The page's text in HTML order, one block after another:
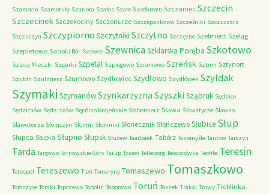
Szamocin Szamotuły Szarlota Szałas Szałe Szałkowo Szczaniec Szczecin
Szczecinek Szczekociny Szczenurze Szczepankowo Szcześniki Szczuczarz
Szczuczyn Szczypiorno Szczytniki Szczytno Szczęsne Szelment Szeląg
Szepietowo Szeroki Bór Szewce SzewnicaSzklarska Poręba Szkotowo
Szlasy Mieszki Szparki Szpetal Szpiegowo Szramowo Szreńsk Sztum Sztynort
Szubin Szulmierz Szumowo Szydłowiec Szydłowo Szydłówek Szyldak
Szymaki SzymanówSzynkarzyzna Szyszki Sząbruk Sędzice
Sędzichów Sędziszów Sępólno Krajeńskie Słabomierz Sława Sławatycze Sławno
Sławoborze Słomczyn Słomin Słomniki Słonecznik Słończewo Słubice Słup
Słupca Słupia Słupno Słupsk Służew Taarbaek Tabórz Takomyśle Tantow Tarczyn
Tarda Targowo Tarnowskie Góry Tarup Tczew Telleborg Teodorówka Teofile Teresin
Terespol Tereszewo Tleń Tomaryny Tomaszewo Tomaszkowo
Tomczyce Tomki Topczewo Topolin Toporowo Toruń Toszek Trakai Trawy Treblinka